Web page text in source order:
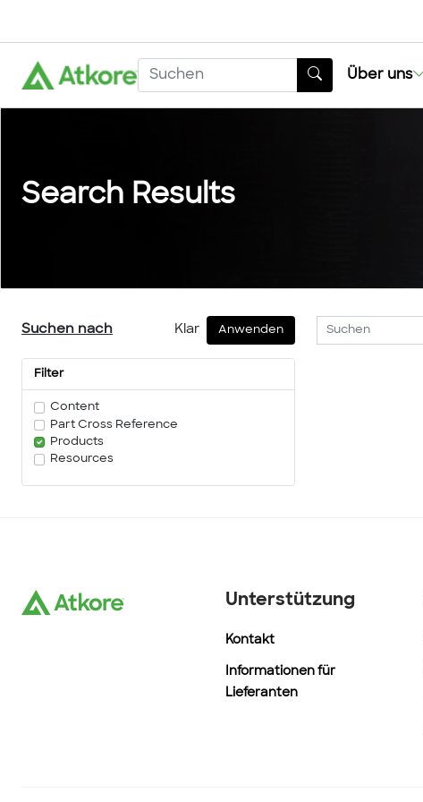
Über uns
Search Results
Suchen nach Klar Anwenden
Filter
Content
Part Cross Reference
Products
Resources
Unterstützung
Kontakt
Informationen für
Lieferanten